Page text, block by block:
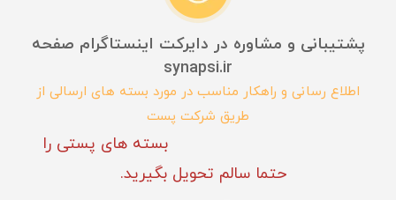
پشتیبانی و مشاوره در دایرکت اینستاگرام صفحه
synapsi.ir
اطلاع رسانی و راهکار مناسب در مورد بسته های ارسالی از
طریق شرکت پست
بسته های پستی را
حتما سالم تحویل بگیرید.